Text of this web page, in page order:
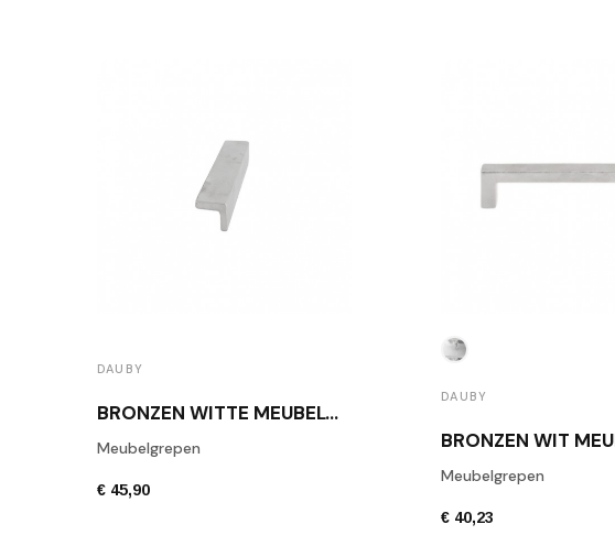
DAUBY
BRONZEN WITTE MEUBELGREEP DAUBY PML 96 WBS
Meubelgrepen
€ 45,90
DAUBY
Meubelgrepen
€ 40,23